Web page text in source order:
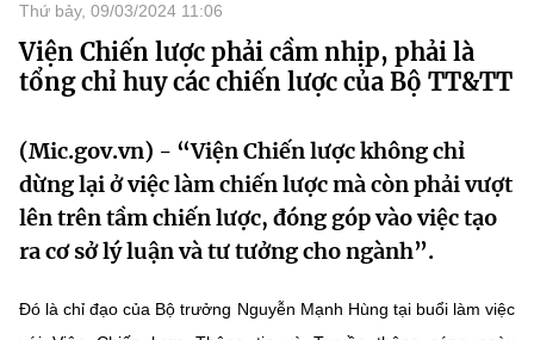
Danh mục
Trang chủ
Giới thiệu
Chức năng nhiệm vụ
Cơ cấu tổ chức
Lịch sử phát triển
Tin tức sự kiện
Khoa học và Công nghệ
Đổi mới sáng tạo
Dịch vụ công
Hệ thống văn bản
Thứ bảy, 09/03/2024 11:06
Viện Chiến lược phải cầm nhịp, phải là
tổng chỉ huy các chiến lược của Bộ TT&TT
(Mic.gov.vn) - “Viện Chiến lược không chỉ
dừng lại ở việc làm chiến lược mà còn phải vượt
lên trên tầm chiến lược, đóng góp vào việc tạo
ra cơ sở lý luận và tư tưởng cho ngành”.
Đó là chỉ đạo của Bộ trưởng Nguyễn Mạnh Hùng tại buổi làm việc